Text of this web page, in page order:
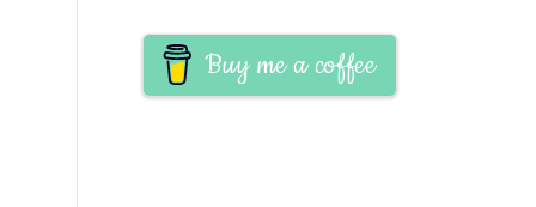
Buy me a coffee